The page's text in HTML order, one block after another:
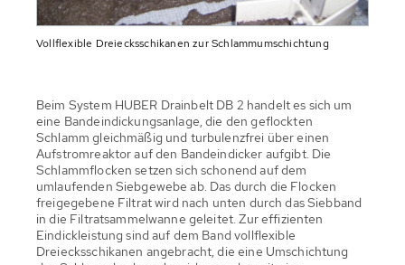
Vollflexible Dreiecksschikanen zur Schlammumschichtung
Beim System HUBER Drainbelt DB 2 handelt es sich um
eine Bandeindickungsanlage, die den geflockten
Schlamm gleichmäßig und turbulenzfrei über einen
Aufstromreaktor auf den Bandeindicker aufgibt. Die
Schlammflocken setzen sich schonend auf dem
umlaufenden Siebgewebe ab. Das durch die Flocken
freigegebene Filtrat wird nach unten durch das Siebband
in die Filtratsammelwanne geleitet. Zur effizienten
Eindickleistung sind auf dem Band vollflexible
Dreiecksschikanen angebracht, die eine Umschichtung